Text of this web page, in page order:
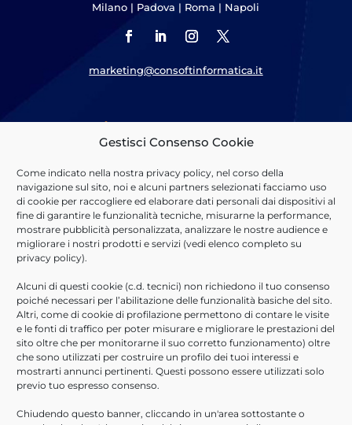
Gestisci Consenso Cookie
Come indicato nella nostra privacy policy, nel corso della
navigazione sul sito, noi e alcuni partners selezionati facciamo uso
di cookie per raccogliere ed elaborare dati personali dai dispositivi al
fine di garantire le funzionalità tecniche, misurarne la performance,
mostrare pubblicità personalizzata, analizzare le nostre audience e
migliorare i nostri prodotti e servizi (vedi elenco completo su
privacy policy).
Alcuni di questi cookie (c.d. tecnici) non richiedono il tuo consenso
poiché necessari per l’abilitazione delle funzionalità basiche del sito.
Altri, come di cookie di profilazione permettono di contare le visite
e le fonti di traffico per poter misurare e migliorare le prestazioni del
sito oltre che per monitorarne il suo corretto funzionamento) oltre
che sono utilizzati per costruire un profilo dei tuoi interessi e
mostrarti annunci pertinenti. Questi possono essere utilizzati solo
previo tuo espresso consenso.
Chiudendo questo banner, cliccando in un'area sottostante o
Milano | Padova | Roma | Napoli
marketing@consoftinformatica.it
Cosa Offriamo
Sosteniamo il percorso di Digital Transformation
dei nostri
clienti implementando soluzioni basate su piattaforme
tecnologiche leader di mercato, realizzando applicativi custom
ed erogando servizi professionali di qualità.
Scopri di più
Lavora con noi
Che tu sia un professionista con esperienza, o un neolaureato,
abbiamo la posizione giusta per te.
Invia candidatura